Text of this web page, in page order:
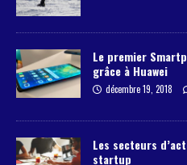
Le premier
grâce à Huawei
décembre 19, 2018
Les secteurs
startup